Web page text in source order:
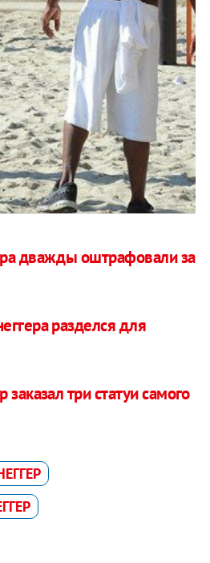
дважды оштрафовали за
разделся для
три статуи самого